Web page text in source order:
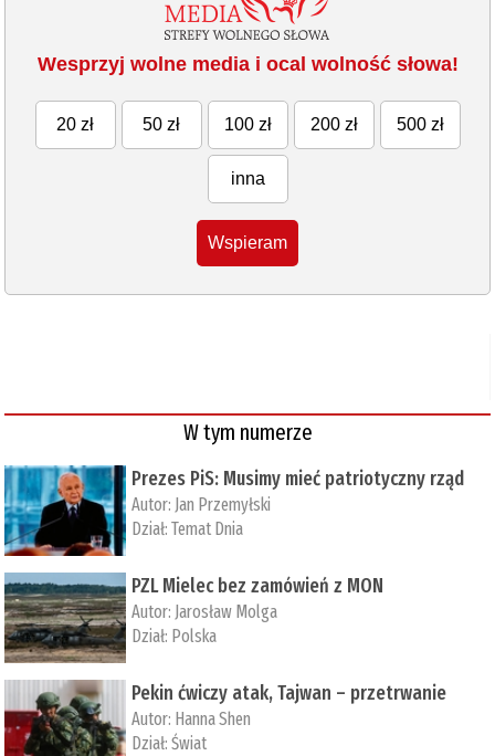
Wesprzyj wolne media i ocal wolność słowa!
20 zł 50 zł 100 zł 200 zł 500 zł
inna
Wspieram
W tym numerze
Prezes PiS: Musimy mieć patriotyczny rząd
Autor: Jan Przemyłski
Dział:Temat Dnia
PZL Mielec bez zamówień z MON
Autor: Jarosław Molga
Dział: Polska
Pekin ćwiczy atak, Tajwan – przetrwanie
Autor: ­Hanna Shen
Dział:Świat